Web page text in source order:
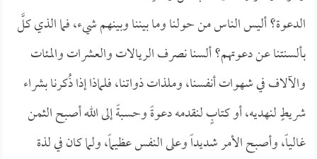
الدعوة؟ أليس الناس من حولنا وما بيننا وبينهم شيء، فما الذي كلَّ
بألسنتنا عن دعوتهم؟ ألسنا نصرف الريالات والعشرات والمئات
والآلاف في شهوات أنفسنا، وملذات ذواتنا، فلماذا إذا ذُكرنا بشراء
شريطٍ لنهديه، أو كتابٍ لنقدمه دعوةً وحسبةً إلى الله أصبح الثمن
غالياً، وأصبح الأمر شديداً وعلى النفس عظيماً، ولما كان في لذة